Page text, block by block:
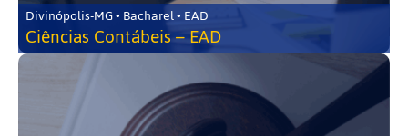
Divinópolis-MG • Bacharel • EAD
Ciências Contábeis – EAD